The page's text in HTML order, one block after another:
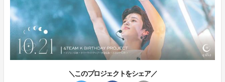
＼このプロジェクトをシェア／